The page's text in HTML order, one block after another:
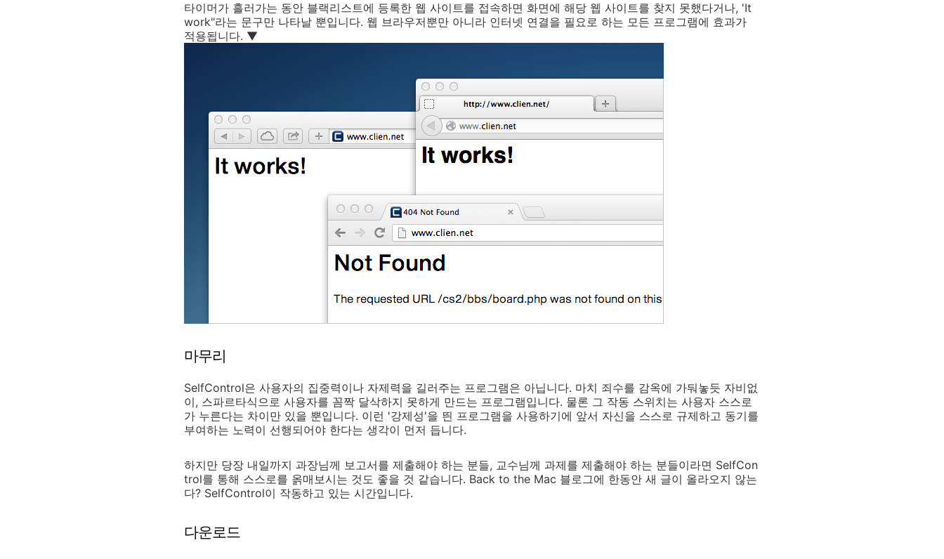
타이머가 흘러가는 동안 블랙리스트에 등록한 웹 사이트를 접속하면 화면에 해당 웹 사이트를 찾지 못했다거나, 'It
work"라는 문구만 나타날 뿐입니다. 웹 브라우저뿐만 아니라 인터넷 연결을 필요로 하는 모든 프로그램에 효과가
적용됩니다. ▼
마무리
SelfControl은 사용자의 집중력이나 자제력을 길러주는 프로그램은 아닙니다. 마치 죄수를 감옥에 가둬놓듯 자비없
이, 스파르타식으로 사용자를 꼼짝 달삭하지 못하게 만드는 프로그램입니다. 물론 그 작동 스위치는 사용자 스스로
가 누른다는 차이만 있을 뿐입니다. 이런 '강제성'을 띈 프로그램을 사용하기에 앞서 자신을 스스로 규제하고 동기를
부여하는 노력이 선행되어야 한다는 생각이 먼저 듭니다.
하지만 당장 내일까지 과장님께 보고서를 제출해야 하는 분들, 교수님께 과제를 제출해야 하는 분들이라면 SelfCon
trol를 통해 스스로를 옭매보시는 것도 좋을 것 같습니다. Back to the Mac 블로그에 한동안 새 글이 올라오지 않는
다? SelfControl이 작동하고 있는 시간입니다.
다운로드